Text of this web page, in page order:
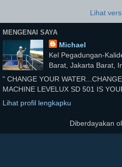
Lihat
MENGENAI SAYA
Michael
Kel Pegadungan-
Barat, Jakarta Barat,
" CHANGE YOUR
MACHINE LEVELUX SD 501 IS
Lihat profil lengkapku
Diberdayakan